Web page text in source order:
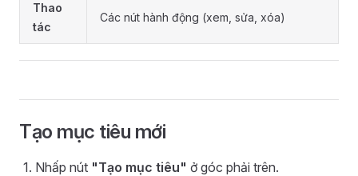
Thao
tác
Các nút hành động (xem, sửa, xóa)
Tạo mục tiêu mới
Nhấp nút "Tạo mục tiêu" ở góc phải trên.